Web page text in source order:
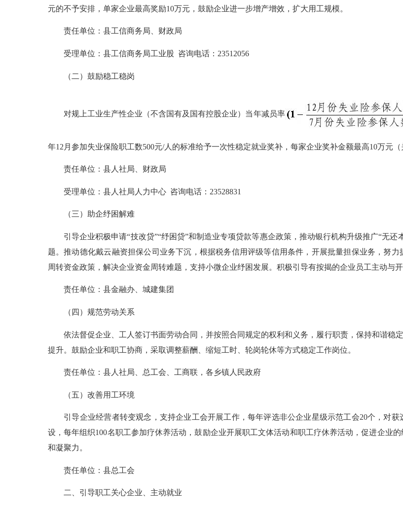
元的不予安排，单家企业最高奖励10万元，鼓励企业进一步增产增效，扩大用工规模。
责任单位：县工信商务局、财政局
受理单位：县工信商务局工业股 咨询电话：23512056
（二）鼓励稳工稳岗
对规上工业生产性企业（不含国有及国有控股企业）当年减员率
年12月参加失业保险职工数500元/人的标准给予一次性稳定就业奖补，每家企业奖补金额最高10万元
责任单位：县人社局、财政局
受理单位：县人社局人力中心 咨询电话：23528831
（三）助企纾困解难
引导企业积极申请“技改贷”“纾困贷”和制造业专项贷款等惠企政策，推动银行机构升级推广“无还
题。推动德化戴云融资担保公司业务下沉，根据税务信用评级等信用条件，开展批量担保业务，努
周转资金政策，解决企业资金周转难题，支持小微企业纾困发展。积极引导有按揭的企业员工主动与
责任单位：县金融办、城建集团
（四）规范劳动关系
依法督促企业、工人签订书面劳动合同，并按照合同规定的权利和义务，履行职责，保持和谐稳
提升。鼓励企业和职工协商，采取调整薪酬、缩短工时、轮岗轮休等方式稳定工作岗位。
责任单位：县人社局、总工会、工商联，各乡镇人民政府
（五）改善用工环境
引导企业经营者转变观念，支持企业工会开展工作，每年评选非公企业星级示范工会20个，对获
设，每年组织100名职工参加疗休养活动，鼓励企业开展职工文体活动和职工疗休养活动，促进企业
和凝聚力。
责任单位：县总工会
二、引导职工关心企业、主动就业